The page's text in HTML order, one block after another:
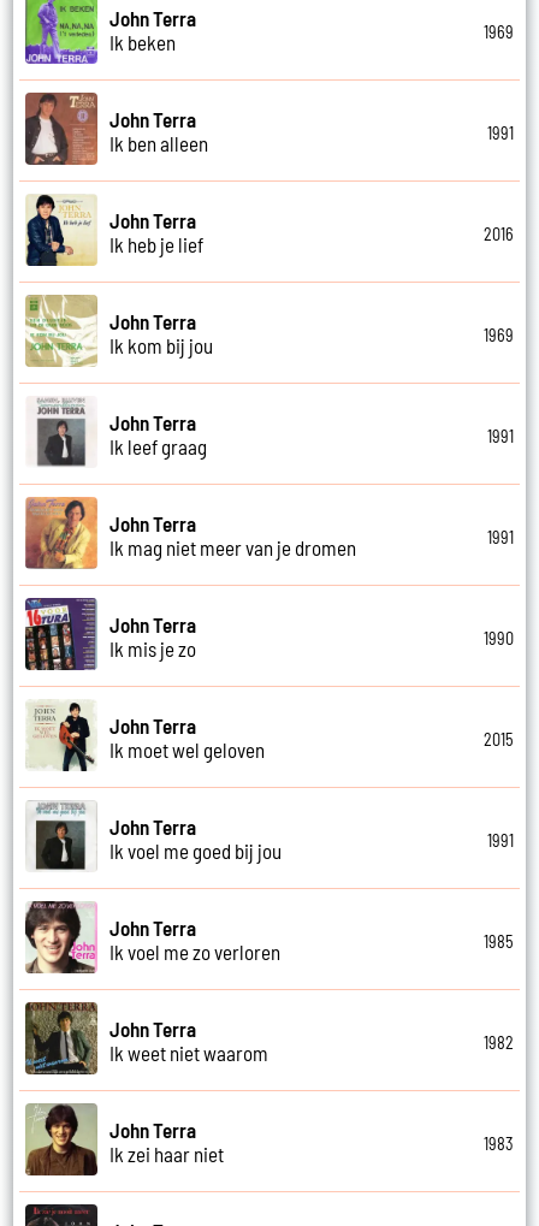
John Terra
Ik beken
1969
John Terra
Ik ben alleen
1991
John Terra
Ik heb je lief
2016
John Terra
Ik kom bij jou
1969
John Terra
Ik leef graag
1991
John Terra
Ik mag niet meer van je dromen
1991
John Terra
Ik mis je zo
1990
John Terra
Ik moet wel geloven
2015
John Terra
Ik voel me goed bij jou
1991
John Terra
Ik voel me zo verloren
1985
John Terra
Ik weet niet waarom
1982
John Terra
Ik zei haar niet
1983